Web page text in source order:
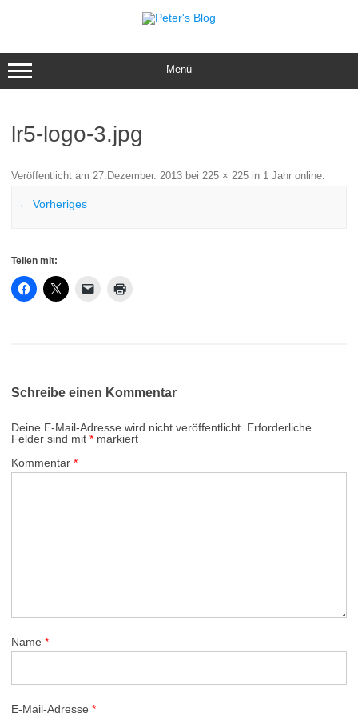
Menü
lr5-logo-3.jpg
Veröffentlicht am 27.Dezember. 2013 bei 225 × 225 in 1 Jahr online.
← Vorheriges
Teilen mit:
Schreibe einen Kommentar
Deine E-Mail-Adresse wird nicht veröffentlicht. Erforderliche
Felder sind mit * markiert
Kommentar *
Name *
E-Mail-Adresse *